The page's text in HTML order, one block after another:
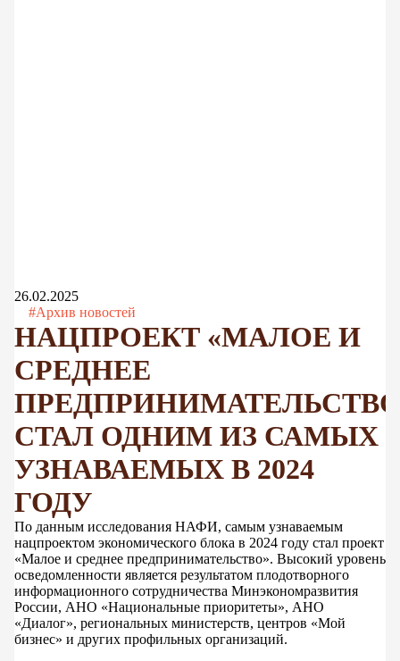
26.02.2025
#Архив новостей
НАЦПРОЕКТ «МАЛОЕ И
СРЕДНЕЕ
СТАЛ ОДНИМ ИЗ САМЫХ
УЗНАВАЕМЫХ В 2024
ГОДУ
По данным исследования НАФИ, самым узнаваемым
нацпроектом экономического блока в 2024 году стал проект
«Малое и среднее предпринимательство». Высокий уровень
осведомленности является результатом плодотворного
информационного сотрудничества Минэкономразвития
России, АНО «Национальные приоритеты», АНО
«Диалог», региональных министерств, центров «Мой
бизнес» и других профильных организаций.